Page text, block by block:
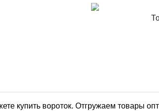
купить вороток. Отгружаем товары